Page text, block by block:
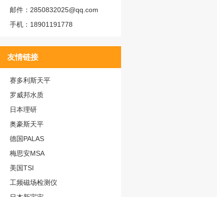
邮件：2850832025@qq.com
手机：18901191778
友情链接
赛多利斯天平
罗威邦水质
日本理研
奥豪斯天平
德国PALAS
梅思安MSA
美国TSI
工频磁场检测仪